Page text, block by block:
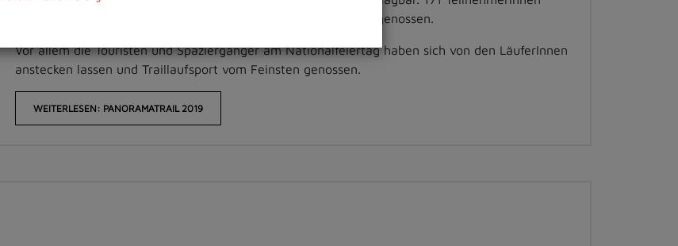
haben diesen Lauf mit Start und Ziel am Kapitelplatz sichtlich genossen.
Vor allem die Touristen und Spaziergänger am Nationalfeiertag haben sich von den LäuferInnen
anstecken lassen und Traillaufsport vom Feinsten genossen.
WEITERLESEN: PANORAMATRAIL 2019